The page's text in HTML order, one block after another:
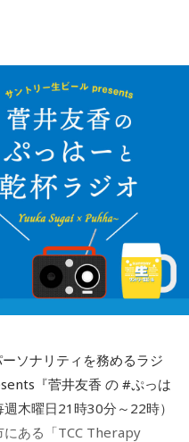
ソナリティを務めるラジ
『菅井友香 の #ぷっは
木曜日21時30分～22時）
にある「TCC Therapy